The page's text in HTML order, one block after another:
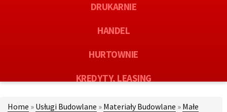
DRUKARNIE
HANDEL
HURTOWNIE
KREDYTY, LEASING
OFERTY PRACY
Home » Usługi Budowlane » Materiały Budowlane » Małe